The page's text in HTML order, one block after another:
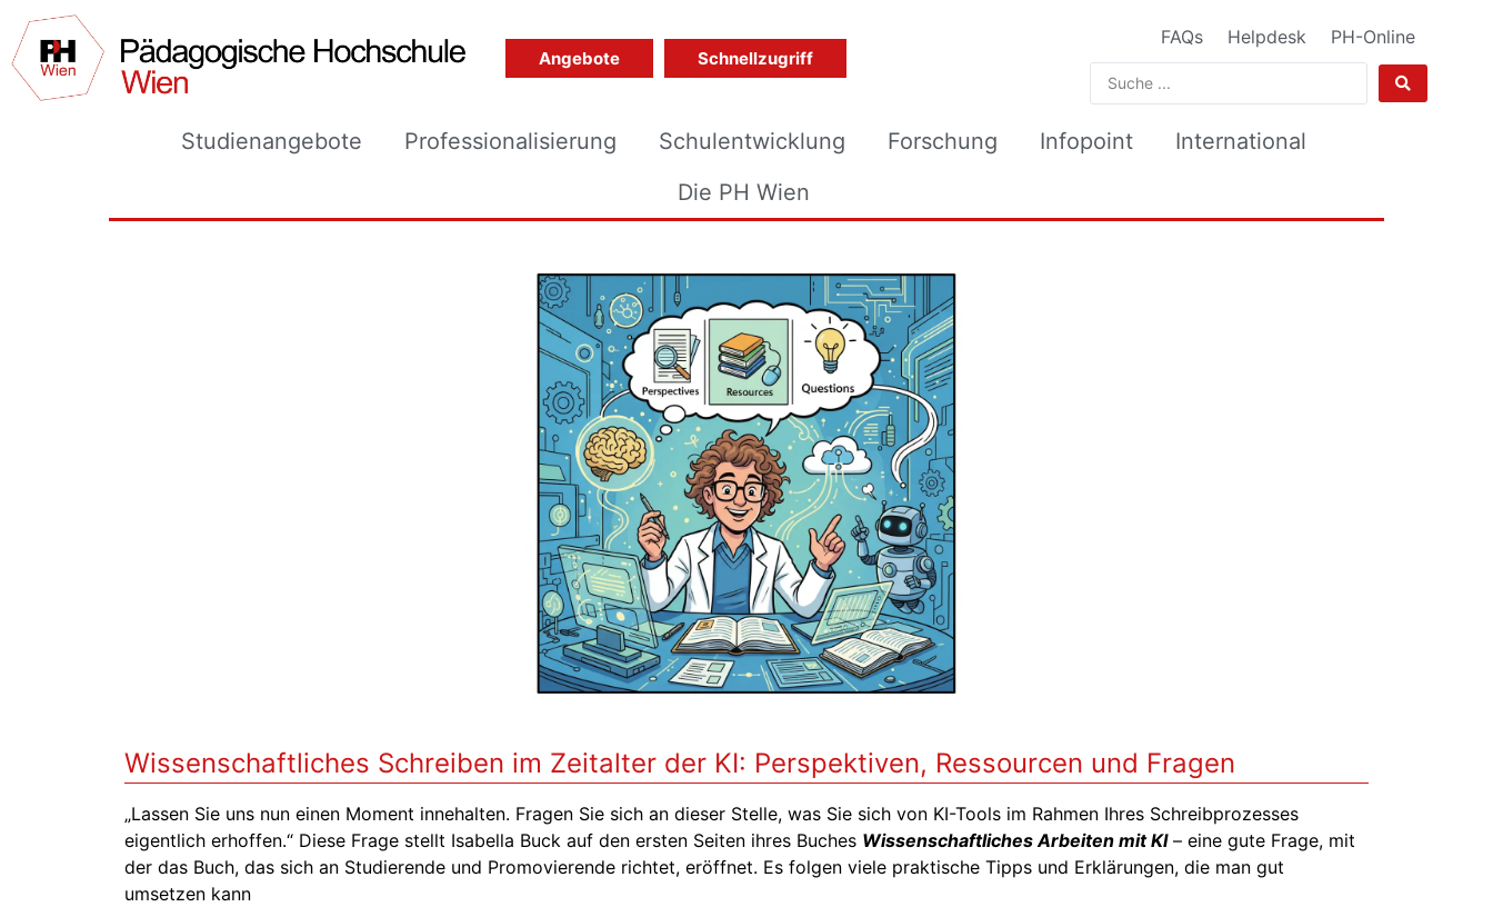
Angebote Schnellzugriff
FAQs Helpdesk PH-Online
Studienangebote Professionalisierung Schulentwicklung Forschung Infopoint
International
Die PH Wien
Wissenschaftliches Schreiben im Zeitalter der KI: Perspektiven, Ressourcen und Fragen
„Lassen Sie uns nun einen Moment innehalten. Fragen Sie sich an dieser Stelle, was Sie sich von KI-Tools im Rahmen Ihres Schreibprozesses
eigentlich erhoffen.“ Diese Frage stellt Isabella Buck auf den ersten Seiten ihres Buches Wissenschaftliches Arbeiten mit KI– eine gute Frage, mit
der das Buch, das sich an Studierende und Promovierende richtet, eröffnet. Es folgen viele praktische Tipps und Erklärungen, die man gut
umsetzen kann